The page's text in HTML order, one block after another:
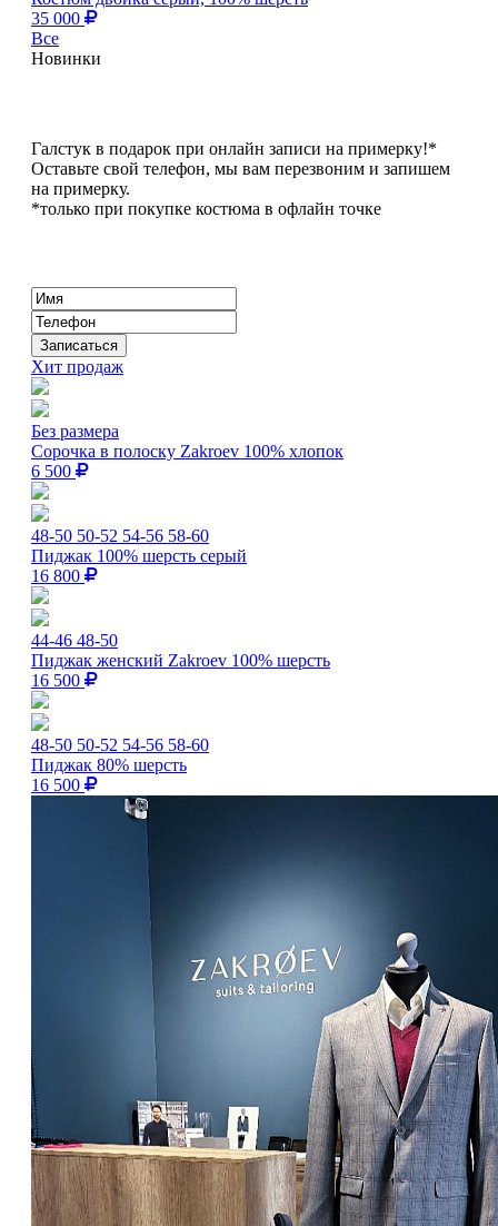
35 000
Все
Новинки
Галстук в подарок при онлайн записи на примерку!*
Оставьте свой телефон, мы вам перезвоним и запишем
на примерку.
*только при покупке костюма в офлайн точке
Хит продаж
Без размера
Сорочка в полоску Zakroev 100% хлопок
6 500
48-50 50-52 54-56 58-60
Пиджак 100% шерсть серый
16 800
44-46 48-50
Пиджак женский Zakroev 100% шерсть
16 500
48-50 50-52 54-56 58-60
Пиджак 80% шерсть
16 500